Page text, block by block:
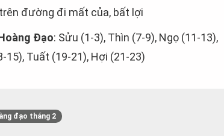
đường đi mất của, bất lợi
Đạo: Sửu (1-3), Thìn (7-9), Ngọ (11-13),
15), Tuất (19-21), Hợi (21-23)
đạo tháng 2